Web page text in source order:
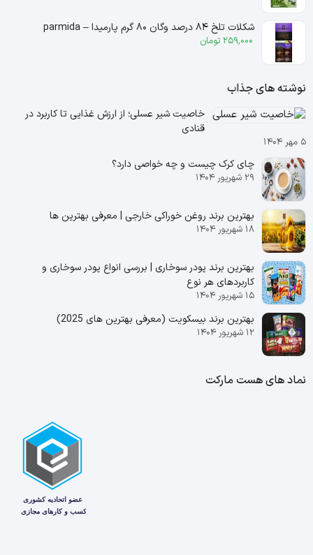
شکلات تلخ ۸۴ درصد وگان ۸۰ گرم پارمیدا – parmida
259,000 تومان
نوشته های جذاب
خاصیت شیر عسلی؛ از ارزش غذایی تا کاربرد در
قنادی
۵ مهر ۱۴۰۴
چای کرک چیست و چه خواصی دارد؟
۲۹ شهریور ۱۴۰۴
بهترین برند روغن خوراکی خارجی | معرفی بهترین ها
۱۸ شهریور ۱۴۰۴
بهترین برند پودر سوخاری | بررسی انواع پودر سوخاری و
کاربردهای هر نوع
۱۵ شهریور ۱۴۰۴
بهترین برند بیسکویت (معرفی بهترین‌ های 2025)
۱۲ شهریور ۱۴۰۴
نماد های هست مارکت